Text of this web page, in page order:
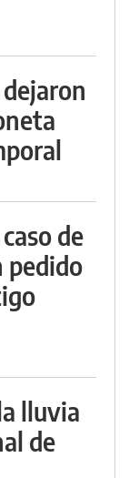
de
pedido
lluvia
de